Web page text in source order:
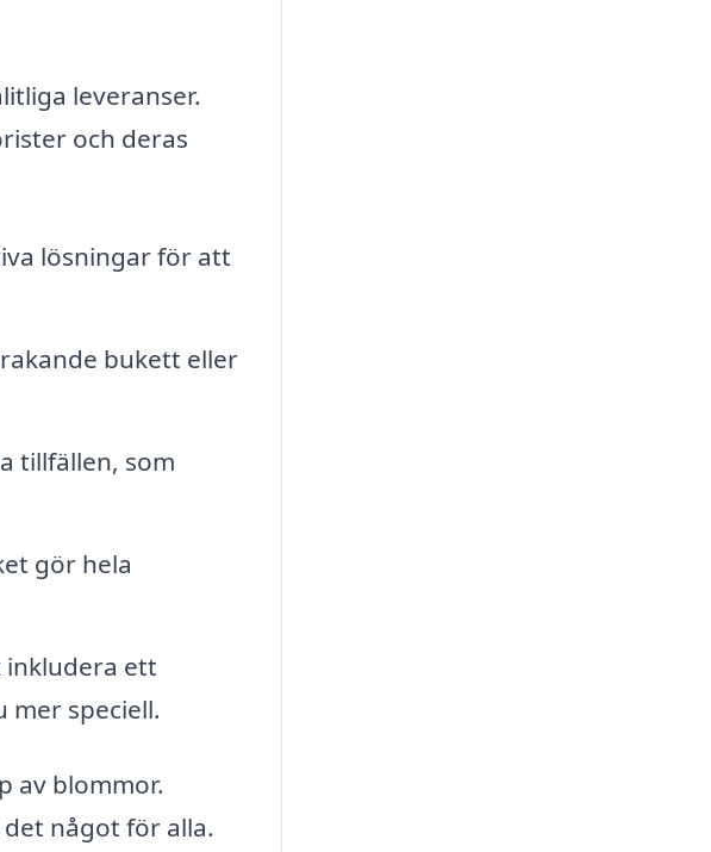
leveranser.
och deras
lösningar för att
bukett eller
tillfällen, som
gör hela
inkludera ett
speciell.
av blommor.
något för alla.